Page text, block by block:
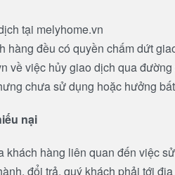
tại melyhome.vn
hàng đều có quyền chấm dứt
về việc hủy giao dịch qua
chưa sử dụng hoặc hưởng
nại
khách hàng liên quan đến việc
đổi trả, quý khách phải tới